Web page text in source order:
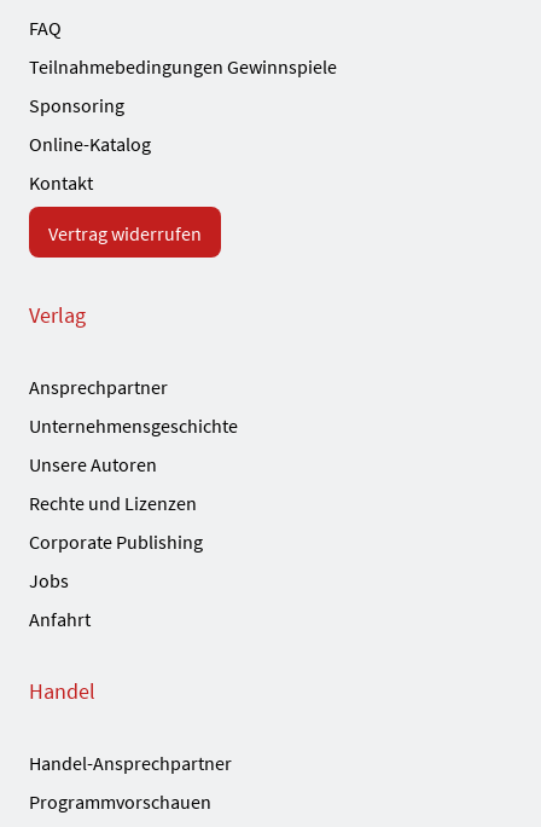
FAQ
Teilnahmebedingungen Gewinnspiele
Sponsoring
Online-Katalog
Kontakt
Vertrag widerrufen
Verlag
Ansprechpartner
Unternehmensgeschichte
Unsere Autoren
Rechte und Lizenzen
Corporate Publishing
Jobs
Anfahrt
Handel
Handel-Ansprechpartner
Programmvorschauen